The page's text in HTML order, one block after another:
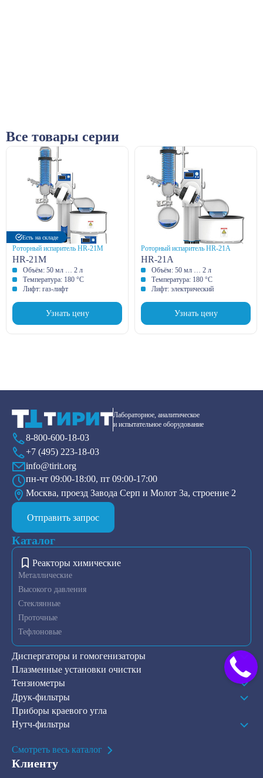
Все товары серии
Есть на складе
Роторный испаритель HR-21М
HR-21М
Объём: 50 мл … 2 л
Температура: 180 °С
Лифт: газ-лифт
Узнать цену
Роторный испаритель HR-21A
HR-21A
Объём: 50 мл … 2 л
Температура: 180 °С
Лифт: электрический
Узнать цену
Лабораторное, аналитическое
и испытательное оборудование
8-800-600-18-03
+7 (495) 223-18-03
info@tirit.org
пн-чт 09:00-18:00, пт 09:00-17:00
Москва, проезд Завода Серп и Молот 3а, строение 2
Отправить запрос
Каталог
Реакторы химические
Металлические
Высокого давления
Стеклянные
Проточные
Тефлоновые
Диспергаторы и гомогенизаторы
Плазменные установки очистки
Тензиометры
Друк-фильтры
Приборы краевого угла
Нутч-фильтры
Смотреть весь каталог
Клиенту